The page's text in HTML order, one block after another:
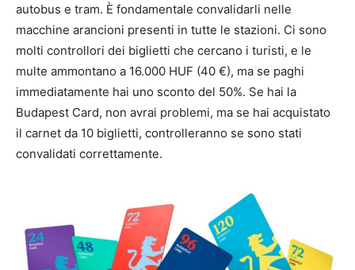
autobus e tram. È fondamentale convalidarli nelle
macchine arancioni presenti in tutte le stazioni. Ci sono
molti controllori dei biglietti che cercano i turisti, e le
multe ammontano a 16.000 HUF (40 €), ma se paghi
immediatamente hai uno sconto del 50%. Se hai la
Budapest Card, non avrai problemi, ma se hai acquistato
il carnet da 10 biglietti, controlleranno se sono stati
convalidati correttamente.